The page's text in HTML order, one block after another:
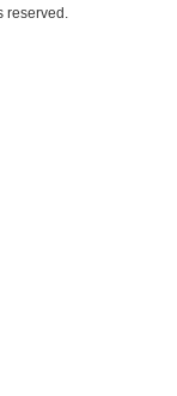
reserved.